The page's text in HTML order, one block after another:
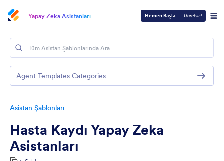
Yapay Zeka Asistanları Hemen Başla — Ücretsiz!
Asistan Şablonları
Hasta Kaydı Yapay Zeka
Asistanları
Agent Templates Categories